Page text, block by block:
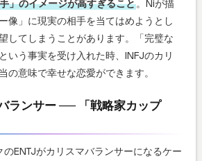
」のイメージが高すぎること。Niが描
像」に現実の相手を当てはめようとし
してしまうことがあります。「完璧な
いう事実を受け入れた時、INFJのカリ
の意味で幸せな恋愛ができます。
ランサー ── 「戦略家カップ
ENTJがカリスマバランサーになるケー